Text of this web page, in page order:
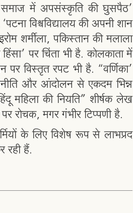
में अपसंस्कृति की घुसपैठ’
विश्वविद्यालय की अपनी शान
शर्मीला, पकिस्तान की मलाला
पर चिंता भी है. कोलकाता में
पर विस्तृत रपट भी है. “वर्णिका’
और आंदोलन से एकदम भिन्न
महिला की नियति” शीर्षक लेख
रोचक, मगर गंभीर टिप्पणी है.
के लिए विशेष रूप से लाभप्रद
रही हैं.